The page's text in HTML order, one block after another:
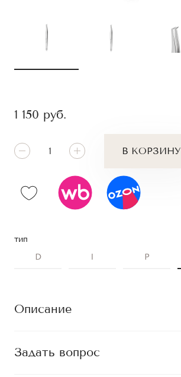
тип
D
I P
1 150 руб.
В КОРЗИНУ
Описание
Задать вопрос